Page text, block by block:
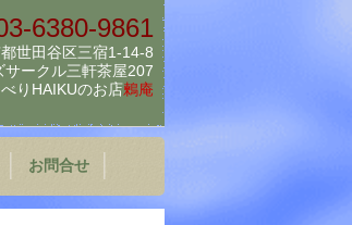
6380-9861
世田谷区三宿1-14-8
サークル三軒茶屋207
りHAIKUのお店鶫庵
お問合せ